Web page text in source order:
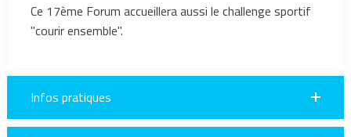
Ce 17ème Forum accueillera aussi le challenge sportif
"courir ensemble".
Infos pratiques